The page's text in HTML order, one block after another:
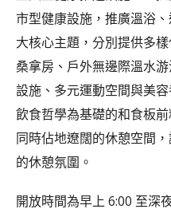
市型健康設施，推廣溫浴
大核心主題，分別提供多
桑拿房、戶外無邊際溫水
設施、多元運動空間與美
飲食哲學為基礎的和食板
同時佔地遼闊的休憩空間
的休憩氛圍。
開放時間為早上 6:00 至深